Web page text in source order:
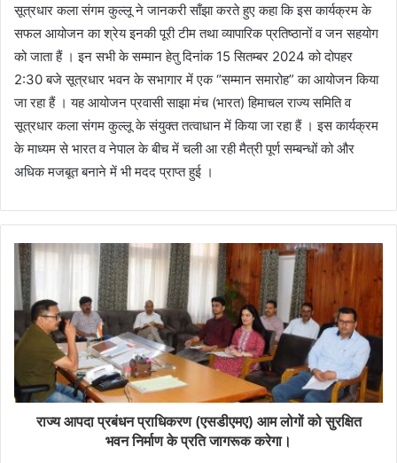
सूत्रधार कला संगम कुल्लू ने जानकरी साँझा करते हुए कहा कि इस कार्यक्रम के
सफल आयोजन का श्रेय इनकी पूरी टीम तथा व्यापारिक प्रतिष्ठानों व जन सहयोग
को जाता हैं । इन सभी के सम्मान हेतु दिनांक 15 सितम्बर 2024 को दोपहर
2:30 बजे सूत्रधार भवन के सभागार में एक “सम्मान समारोह” का आयोजन किया
जा रहा हैं । यह आयोजन प्रवासी साझा मंच (भारत) हिमाचल राज्य समिति व
सूत्रधार कला संगम कुल्लू के संयुक्त तत्वाधान में किया जा रहा हैं । इस कार्यक्रम
के माध्यम से भारत व नेपाल के बीच में चली आ रही मैत्री पूर्ण सम्बन्धों को और
अधिक मजबूत बनाने में भी मदद प्राप्त हुई ।
राज्य आपदा प्रबंधन प्राधिकरण (एसडीएमए) आम लोगों को सुरक्षित
भवन निर्माण के प्रति जागरूक करेगा।